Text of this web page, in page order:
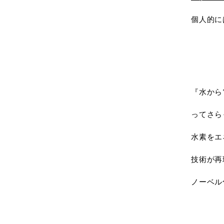
個人的
『水か
ってさ
水素を
技術が
ノーベ